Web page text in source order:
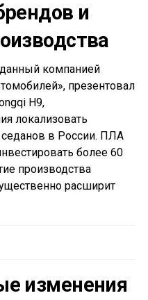
и
компанией
презентовал
H9,
локализовать
в России. ПЛА
более 60
производства
расширит
изменения